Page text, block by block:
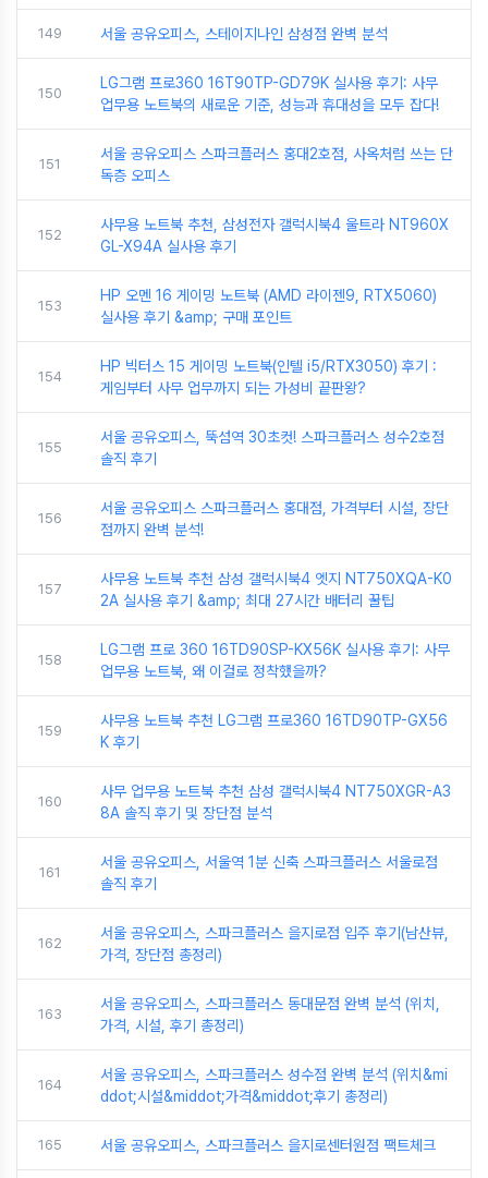
149 서울 공유오피스, 스테이지나인 삼성점 완벽 분석
150
LG그램 프로360 16T90TP-GD79K 실사용 후기: 사무
업무용 노트북의 새로운 기준, 성능과 휴대성을 모두 잡다!
151
서울 공유오피스 스파크플러스 홍대2호점, 사옥처럼 쓰는 단
독층 오피스
152
사무용 노트북 추천, 삼성전자 갤럭시북4 울트라 NT960X
GL-X94A 실사용 후기
153
HP 오멘 16 게이밍 노트북 (AMD 라이젠9, RTX5060)
실사용 후기 &amp; 구매 포인트
154
HP 빅터스 15 게이밍 노트북(인텔 i5/RTX3050) 후기 :
게임부터 사무 업무까지 되는 가성비 끝판왕?
155
서울 공유오피스, 뚝섬역 30초컷! 스파크플러스 성수2호점
솔직 후기
156
서울 공유오피스 스파크플러스 홍대점, 가격부터 시설, 장단
점까지 완벽 분석!
157
사무용 노트북 추천 삼성 갤럭시북4 엣지 NT750XQA-K0
2A 실사용 후기 &amp; 최대 27시간 배터리 꿀팁
158
LG그램 프로 360 16TD90SP-KX56K 실사용 후기: 사무
업무용 노트북, 왜 이걸로 정착했을까?
159
사무용 노트북 추천 LG그램 프로360 16TD90TP-GX56
K 후기
160
사무 업무용 노트북 추천 삼성 갤럭시북4 NT750XGR-A3
8A 솔직 후기 및 장단점 분석
161
서울 공유오피스, 서울역 1분 신축 스파크플러스 서울로점
솔직 후기
162
서울 공유오피스, 스파크플러스 을지로점 입주 후기(남산뷰,
가격, 장단점 총정리)
163
서울 공유오피스, 스파크플러스 동대문점 완벽 분석 (위치,
가격, 시설, 후기 총정리)
164
서울 공유오피스, 스파크플러스 성수점 완벽 분석 (위치&mi
ddot;시설&middot;가격&middot;후기 총정리)
165 서울 공유오피스, 스파크플러스 을지로센터원점 팩트체크